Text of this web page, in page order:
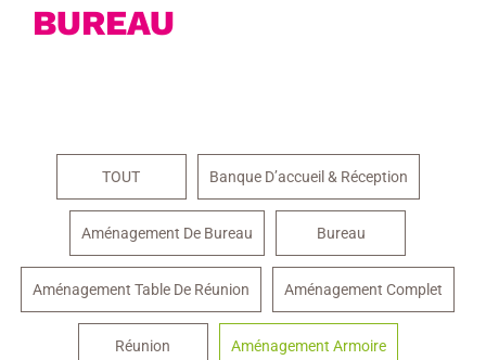
BUREAU
TOUT Banque D’accueil & Réception
Aménagement De Bureau Bureau
Aménagement Table De Réunion Aménagement Complet
Réunion Aménagement Armoire